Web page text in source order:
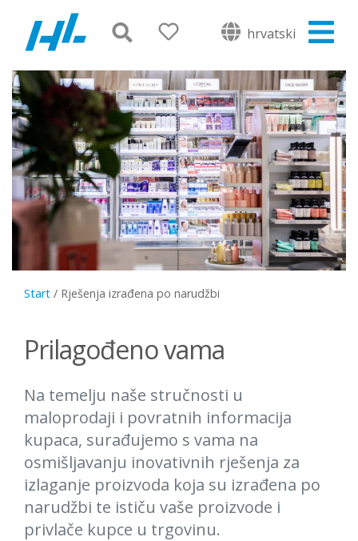
hrvatski
Start / Rješenja izrađena po narudžbi
Prilagođeno vama
Na temelju naše stručnosti u
maloprodaji i povratnih informacija
kupaca, surađujemo s vama na
osmišljavanju inovativnih rješenja za
izlaganje proizvoda koja su izrađena po
narudžbi te ističu vaše proizvode i
privlače kupce u trgovinu.